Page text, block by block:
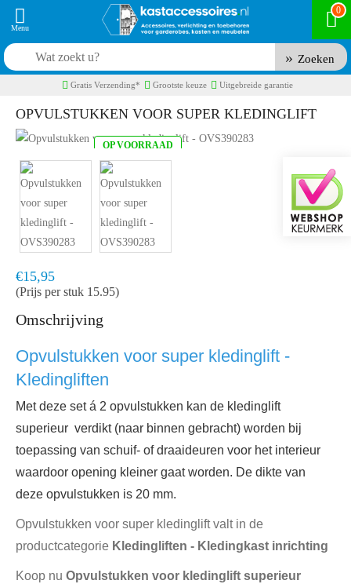
0
Zoeken
Gratis Verzending* Grootste keuze Uitgebreide garantie
OPVULSTUKKEN VOOR SUPER KLEDINGLIFT
OP VOORRAAD
Snel in huis, 1 á 2 werkdagen
€15,95
(Prijs per stuk 15.95)
Omschrijving
Opvulstukken voor super kledinglift -
Kledingliften
Met deze set á 2 opvulstukken kan de kledinglift
superieur verdikt (naar binnen gebracht) worden bij
toepassing van schuif- of draaideuren voor het interieur
waardoor opening kleiner gaat worden. De dikte van
deze opvulstukken is 20 mm.
Opvulstukken voor super kledinglift valt in de
productcategorie Kledingliften - Kledingkast inrichting
Koop nu Opvulstukken voor kledinglift superieur